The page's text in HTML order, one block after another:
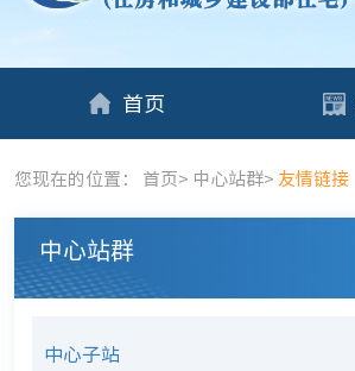
首页
您现在的位置： 首页> 中心站群> 友情链接
中心站群
中心子站